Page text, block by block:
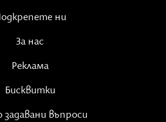
ни
За нас
Реклама
Бисквитки
задавани въпроси